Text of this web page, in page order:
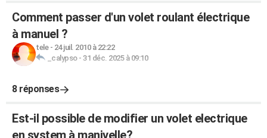
Comment passer d'un volet roulant électrique
à manuel ?
tele- 24 juil. 2010 à 22:22
_calypso- 31 déc. 2025 à 09:10
8 réponses
Est-il possible de modifier un volet electrique
en system à manivelle?